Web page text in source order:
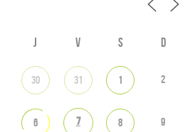
J V S D
30 31 1 2
6 7 8 9